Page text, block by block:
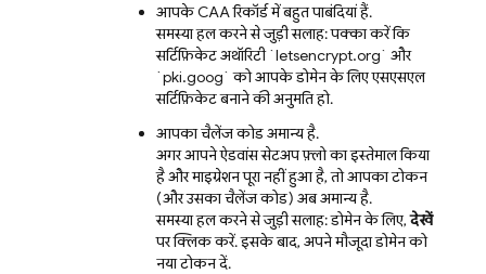
आपके CAA रिकॉर्ड में बहुत पाबंदियां हैं.
समस्या हल करने से जुड़ी सलाह: पक्का करें कि
सर्टिफ़िकेट अथॉरिटी `letsencrypt.org` और
`pki.goog` को आपके डोमेन के लिए एसएसएल
सर्टिफ़िकेट बनाने की अनुमति हो.
आपका चैलेंज कोड अमान्य है.
अगर आपने ऐडवांस सेटअप फ़्लो का इस्तेमाल किया
है और माइग्रेशन पूरा नहीं हुआ है, तो आपका टोकन
(और उसका चैलेंज कोड) अब अमान्य है.
समस्या हल करने से जुड़ी सलाह: डोमेन के लिए,देखें
पर क्लिक करें. इसके बाद, अपने मौजूदा डोमेन को
नया टोकन दें.